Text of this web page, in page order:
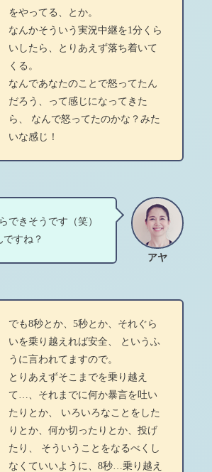
をやってる、とか。
なんかそういう実況中継を1分くら
いしたら、とりあえず落ち着いて
くる。
なんであなたのことで怒ってたん
だろう、って感じになってきた
ら、 なんで怒ってたのかな？みた
いな感じ！
アヤ
できそうです（笑）
ですね？
でも8秒とか、5秒とか、それぐら
いを乗り越えれば安全、 というふ
うに言われてますので。
とりあえずそこまでを乗り越え
て…、それまでに何か暴言を吐い
たりとか、 いろいろなことをした
りとか、何か切ったりとか、投げ
たり、 そういうことをなるべくし
なくていいように、8秒…乗り越え